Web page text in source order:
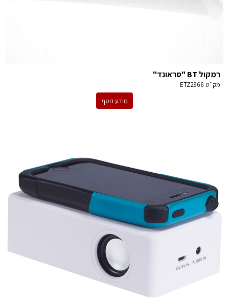
רמקול BT "סראונד"
מק''ט ETZ2966
מידע נוסף